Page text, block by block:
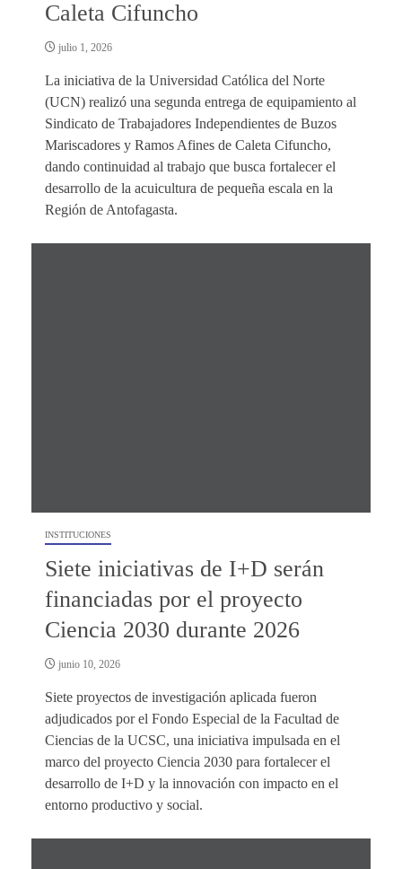
Caleta Cifuncho
julio 1, 2026
La iniciativa de la Universidad Católica del Norte
(UCN) realizó una segunda entrega de equipamiento al
Sindicato de Trabajadores Independientes de Buzos
Mariscadores y Ramos Afines de Caleta Cifuncho,
dando continuidad al trabajo que busca fortalecer el
desarrollo de la acuicultura de pequeña escala en la
Región de Antofagasta.
INSTITUCIONES
Siete iniciativas de I+D serán
financiadas por el proyecto
Ciencia 2030 durante 2026
junio 10, 2026
Siete proyectos de investigación aplicada fueron
adjudicados por el Fondo Especial de la Facultad de
Ciencias de la UCSC, una iniciativa impulsada en el
marco del proyecto Ciencia 2030 para fortalecer el
desarrollo de I+D y la innovación con impacto en el
entorno productivo y social.